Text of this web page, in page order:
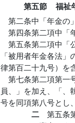
第五節
福祉
第二条中「年金の
第四条第二項中「
第五条第二項中「
「被用者年金各法
律第百二十九号）を
第七条第二項第一
員、」を加え、「、
号を同項第八号とし
二 第五条